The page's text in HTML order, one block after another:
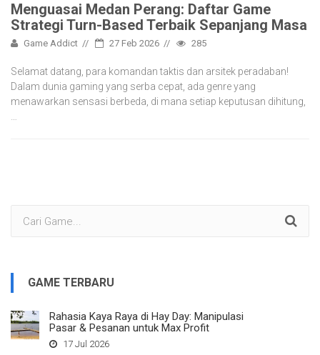
Menguasai Medan Perang: Daftar Game
Strategi Turn-Based Terbaik Sepanjang Masa
Game Addict 27 Feb 2026 285
Selamat datang, para komandan taktis dan arsitek peradaban!
Dalam dunia gaming yang serba cepat, ada genre yang
menawarkan sensasi berbeda, di mana setiap keputusan dihitung,
GAME TERBARU
Rahasia Kaya Raya di Hay Day: Manipulasi
Pasar & Pesanan untuk Max Profit
17 Jul 2026